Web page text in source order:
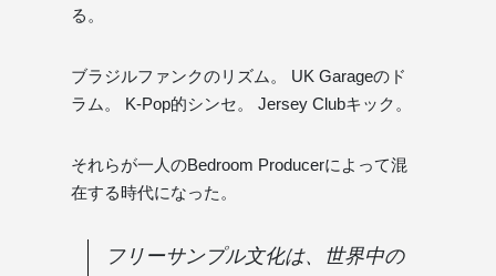
る。
ブラジルファンクのリズム。 UK Garageのド
ラム。 K-Pop的シンセ。 Jersey Clubキック。
それらが一人のBedroom Producerによって混
在する時代になった。
フリーサンプル文化は、世界中の